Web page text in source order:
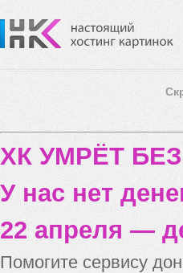
ХК УМРЁТ
У нас нет
22 апреля —
Помогите сервису